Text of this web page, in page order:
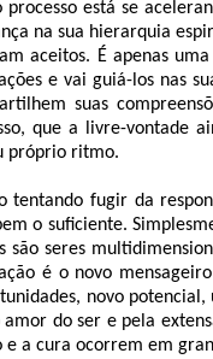
processo está se
na sua hierarquia
aceitos. É apenas
e vai guiá-los nas
suas
que a livre-vontade
próprio ritmo.
tentando fugir da
o suficiente.
são seres
é o novo
novo
do ser e pela
e a cura ocorrem em